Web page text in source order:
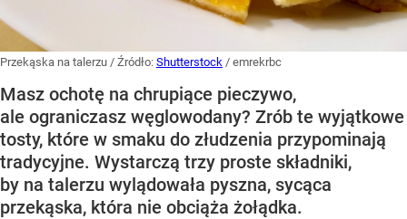
Przekąska na talerzu / Źródło: Shutterstock / emrekrbc
Masz ochotę na chrupiące pieczywo,
ale ograniczasz węglowodany? Zrób te wyjątkowe
tosty, które w smaku do złudzenia przypominają
tradycyjne. Wystarczą trzy proste składniki,
by na talerzu wylądowała pyszna, sycąca
przekąska, która nie obciąża żołądka.